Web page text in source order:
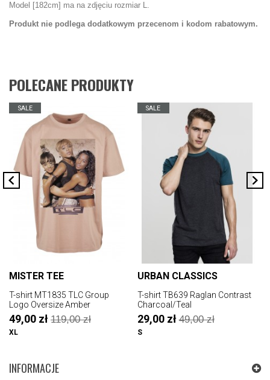
Model [182cm] ma na zdjęciu rozmiar L.
Produkt nie podlega dodatkowym przecenom i kodom rabatowym.
POLECANE PRODUKTY
SALE
MISTER TEE
T-shirt MT1835 TLC Group
Logo Oversize Amber
49,00 zł 119,00 zł
XL
SALE
URBAN CLASSICS
T-shirt TB639 Raglan Contrast
Charcoal/Teal
29,00 zł49,00 zł
S
INFORMACJE